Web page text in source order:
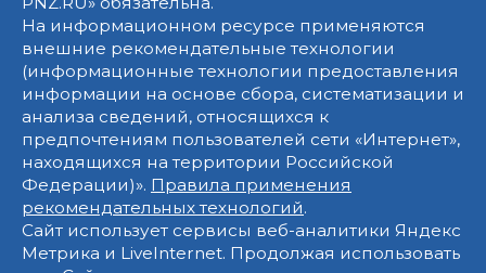
На информационном ресурсе применяются
внешние рекомендательные технологии
(информационные технологии предоставления
информации на основе сбора, систематизации и
анализа сведений, относящихся к
предпочтениям пользователей сети «Интернет»,
находящихся на территории Российской
Федерации)». Правила применения
рекомендательных технологий.
Сайт использует сервисы веб-аналитики Яндекс
Метрика и LiveInternet. Продолжая использовать